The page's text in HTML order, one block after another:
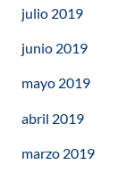
julio 2019
junio 2019
mayo 2019
abril 2019
marzo 2019